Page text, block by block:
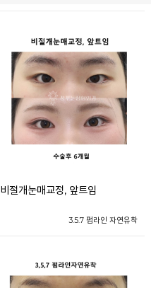
비절개눈매교정, 앞트임
3.5.7 펌라인 자연유착